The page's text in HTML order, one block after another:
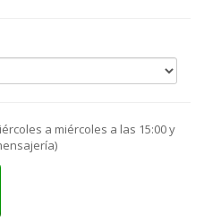
a miércoles a las 15:00 y